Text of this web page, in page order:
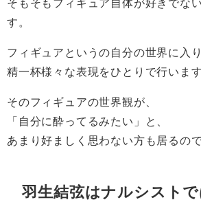
そもそもフィギュア自体が好きでな
す。
フィギュアというの自分の世界に入り
精一杯様々な表現をひとりで行います
そのフィギュアの世界観が、
「自分に酔ってるみたい」と、
あまり好ましく思わない方も居るの
羽生結弦はナルシスト